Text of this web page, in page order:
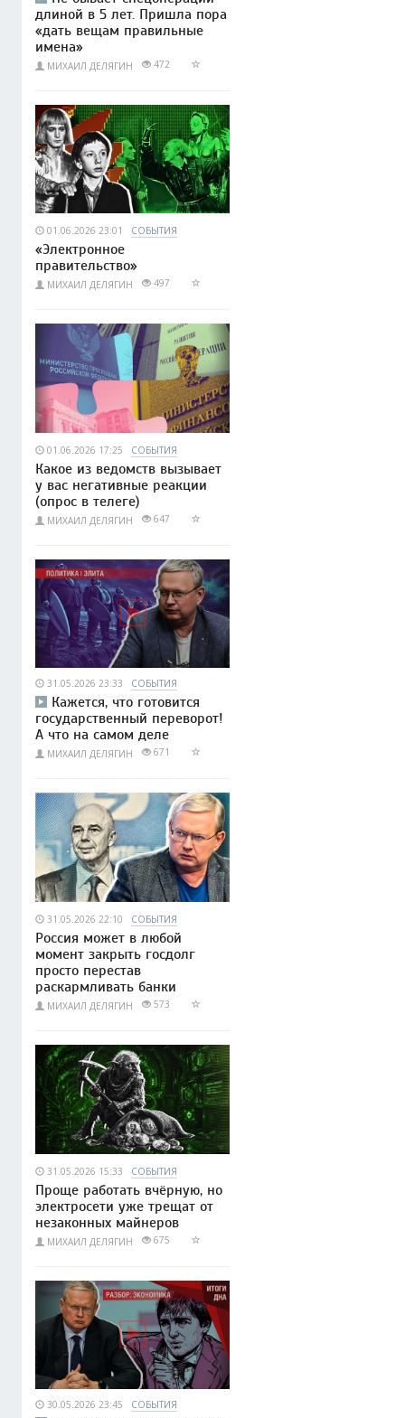
длиной в 5 лет. Пришла пора
«дать вещам правильные
имена»
МИХАИЛ ДЕЛЯГИН 472
01.06.2026 23:01 СОБЫТИЯ
«Электронное
правительство»
МИХАИЛ ДЕЛЯГИН 497
01.06.2026 17:25 СОБЫТИЯ
Какое из ведомств вызывает
у вас негативные реакции
(опрос в телеге)
МИХАИЛ ДЕЛЯГИН 647
31.05.2026 23:33 СОБЫТИЯ
Кажется, что готовится
государственный переворот!
А что на самом деле
МИХАИЛ ДЕЛЯГИН 671
31.05.2026 22:10 СОБЫТИЯ
Россия может в любой
момент закрыть госдолг
просто перестав
раскармливать банки
МИХАИЛ ДЕЛЯГИН 573
31.05.2026 15:33 СОБЫТИЯ
Проще работать вчёрную, но
электросети уже трещат от
незаконных майнеров
МИХАИЛ ДЕЛЯГИН 675
30.05.2026 23:45 СОБЫТИЯ